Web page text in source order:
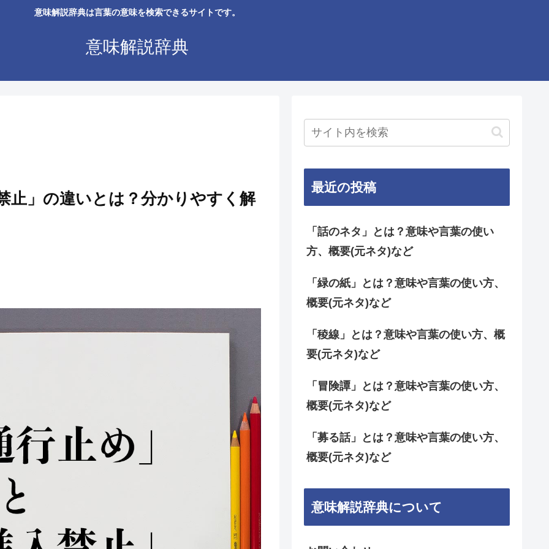
意味解説辞典は言葉の意味を検索できるサイトです。
意味解説辞典
止」の違いとは？分かりやすく解
最近の投稿
「話のネタ」とは？意味や言葉の使い
方、概要(元ネタ)など
「緑の紙」とは？意味や言葉の使い方、
概要(元ネタ)など
「稜線」とは？意味や言葉の使い方、概
要(元ネタ)など
「冒険譚」とは？意味や言葉の使い方、
概要(元ネタ)など
「募る話」とは？意味や言葉の使い方、
概要(元ネタ)など
意味解説辞典について